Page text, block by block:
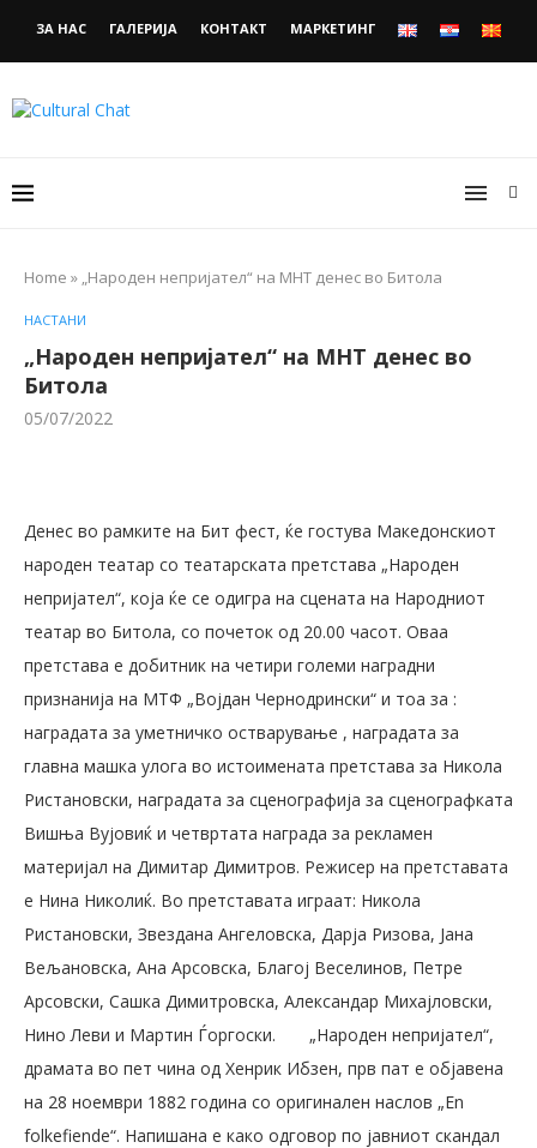
ЗА НАС ГАЛЕРИЈА КОНТАКТ МАРКЕТИНГ
Home » „Народен непријател“ на МНТ денес во Битола
НАСТАНИ
„Народен непријател“ на МНТ денес во
Битола
05/07/2022
Денес во рамките на Бит фест, ќе гостува Македонскиот
народен театар со театарската претстава „Народен
непријател“, која ќе се одигра на сцената на Народниот
театар во Битола, со почеток од 20.00 часот. Оваа
претстава е добитник на четири големи наградни
признанија на МТФ „Војдан Чернодрински“ и тоа за :
наградата за уметничко остварување , наградата за
главна машка улога во истоимената претстава за Никола
Ристановски, наградата за сценографија за сценографката
Вишња Вујовиќ и четвртата награда за рекламен
материјал на Димитар Димитров. Режисер на претставата
е Нина Николиќ. Во претставата играат: Никола
Ристановски, Звездана Ангеловска, Дарја Ризова, Јана
Вељановска, Ана Арсовска, Благој Веселинов, Петре
Арсовски, Сашка Димитровска, Александар Михајловски,
Нино Леви и Мартин Ѓоргоски.
„Народен непријател“,
драмата во пет чина од Хенрик Ибзен, прв пат е објавена
на 28 ноември 1882 година со оригинален наслов „En
folkefiende“. Напишана е како одговор по јавниот скандал